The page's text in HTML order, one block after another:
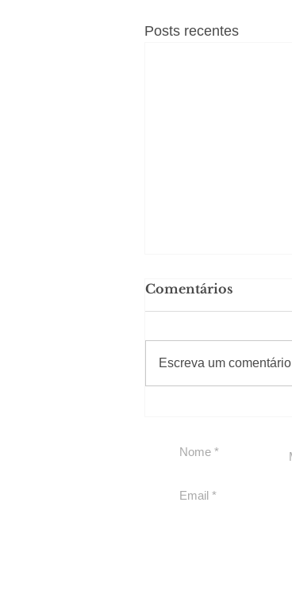
Posts recentes
Comentários
Escreva um comentário
#Sugestões